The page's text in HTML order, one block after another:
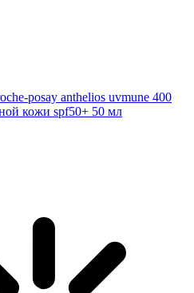
posay anthelios uvmune 400
кожи spf50+ 50 мл